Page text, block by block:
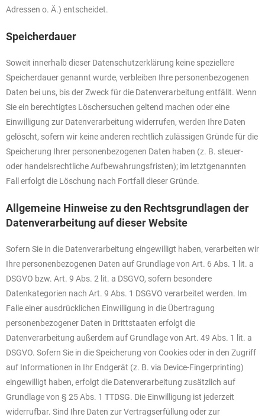
Adressen o. Ä.) entscheidet.
Speicherdauer
Soweit innerhalb dieser Datenschutzerklärung keine speziellere
Speicherdauer genannt wurde, verbleiben Ihre personenbezogenen
Daten bei uns, bis der Zweck für die Datenverarbeitung entfällt. Wenn
Sie ein berechtigtes Löschersuchen geltend machen oder eine
Einwilligung zur Datenverarbeitung widerrufen, werden Ihre Daten
gelöscht, sofern wir keine anderen rechtlich zulässigen Gründe für die
Speicherung Ihrer personenbezogenen Daten haben (z. B. steuer-
oder handelsrechtliche Aufbewahrungsfristen); im letztgenannten
Fall erfolgt die Löschung nach Fortfall dieser Gründe.
Allgemeine Hinweise zu den Rechtsgrundlagen der
Datenverarbeitung auf dieser Website
Sofern Sie in die Datenverarbeitung eingewilligt haben, verarbeiten wir
Ihre personenbezogenen Daten auf Grundlage von Art. 6 Abs. 1 lit. a
DSGVO bzw. Art. 9 Abs. 2 lit. a DSGVO, sofern besondere
Datenkategorien nach Art. 9 Abs. 1 DSGVO verarbeitet werden. Im
Falle einer ausdrücklichen Einwilligung in die Übertragung
personenbezogener Daten in Drittstaaten erfolgt die
Datenverarbeitung außerdem auf Grundlage von Art. 49 Abs. 1 lit. a
DSGVO. Sofern Sie in die Speicherung von Cookies oder in den Zugriff
auf Informationen in Ihr Endgerät (z. B. via Device-Fingerprinting)
eingewilligt haben, erfolgt die Datenverarbeitung zusätzlich auf
Grundlage von § 25 Abs. 1 TTDSG. Die Einwilligung ist jederzeit
widerrufbar. Sind Ihre Daten zur Vertragserfüllung oder zur